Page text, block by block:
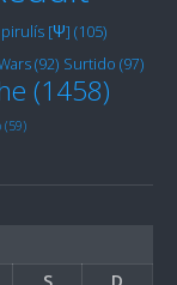
pirulís [Ψ] (105)
(92) Surtido (97)
(1458)
(59)
S D